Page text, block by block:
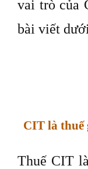
vai trò của
bài viết
CIT là thuế
Thuế CIT